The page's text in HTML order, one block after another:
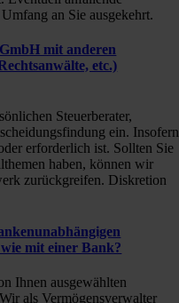
an Sie ausgekehrt.
mit anderen
etc.)
Steuerberater,
ein. Insofern
erforderlich ist. Sollten Sie
haben, können wir
zurückgreifen. Diskretion
mit einer Bank?
Ihnen ausgewählten
als Vermögensverwalter